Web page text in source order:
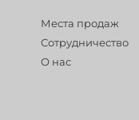
Места продаж
Сотрудничество
О нас